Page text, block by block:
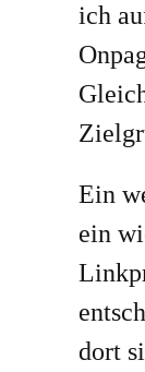
ich
Ein
ein
dort